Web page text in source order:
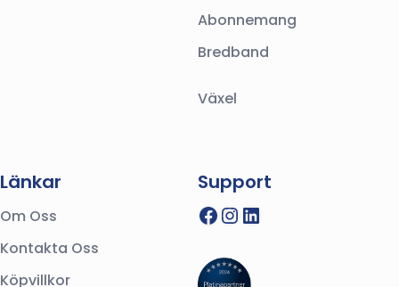
Abonnemang
Bredband
Växel
Länkar
Om Oss
Kontakta Oss
Köpvillkor
Support
Facebook
Instagram
LinkedIn